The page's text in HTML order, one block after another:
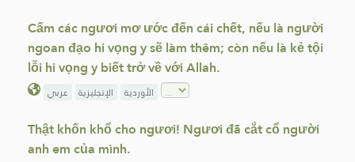
Cấm các ngươi mơ ước đến cái chết, nếu là người
ngoan đạo hi vọng y sẽ làm thêm; còn nếu là kẻ tội
lỗi hi vọng y biết trở về với Allah.
عربي الإنجليزية الأوردية
Thật khốn khổ cho ngươi! Ngươi đã cắt cổ người
anh em của mình.